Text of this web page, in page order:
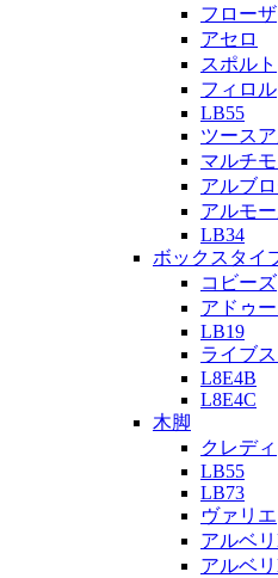
フローザ
アセロ
スポルト
フィロル
LB55
ツース
マルチ
アルブ
アルモ
LB34
ボックスタイ
コビーズ
アドゥ
LB19
ライブ
L8E4B
L8E4C
木脚
クレディ
LB55
LB73
ヴァリエ
アルベ
アルベ